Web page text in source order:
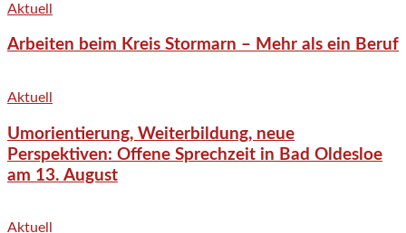
Aktuell
Arbeiten beim Kreis Stormarn – Mehr als ein Beruf
Aktuell
Umorientierung, Weiterbildung, neue
Perspektiven: Offene Sprechzeit in Bad Oldesloe
am 13. August
Aktuell